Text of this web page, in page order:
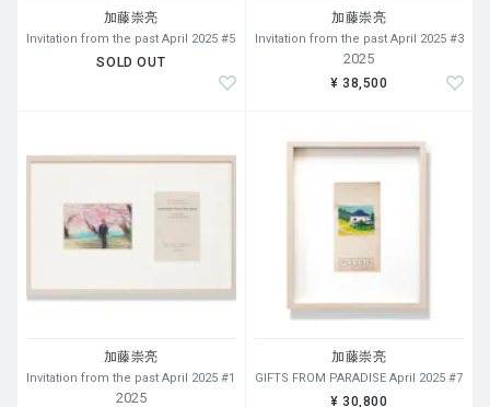
加藤崇亮
Invitation from the past April 2025 #5
SOLD OUT
加藤崇亮
Invitation from the past April 2025 #3
2025
¥ 38,500
加藤崇亮
Invitation from the past April 2025 #1
2025
加藤崇亮
GIFTS FROM PARADISE April 2025 #7
¥ 30,800